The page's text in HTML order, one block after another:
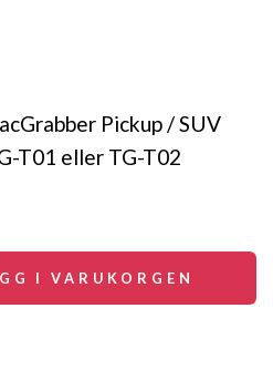
Pickup / SUV
T01 eller TG-T02
I VARUKORGEN